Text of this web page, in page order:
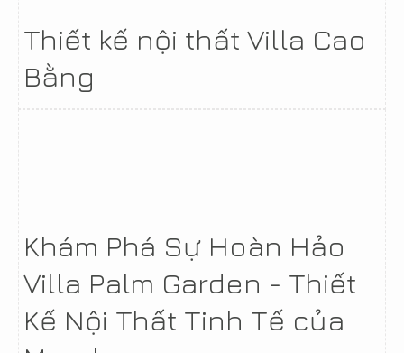
Thiết kế nội thất Villa Cao
Bằng
Khám Phá Sự Hoàn Hảo
Villa Palm Garden - Thiết
Kế Nội Thất Tinh Tế của